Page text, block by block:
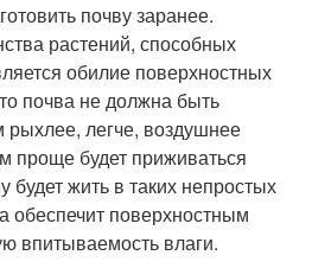
почву заранее.
растений, способных
обилие поверхностных
почва не должна быть
легче, воздушнее
проще будет приживаться
будет жить в таких непростых
обеспечит поверхностным
впитываемость влаги.